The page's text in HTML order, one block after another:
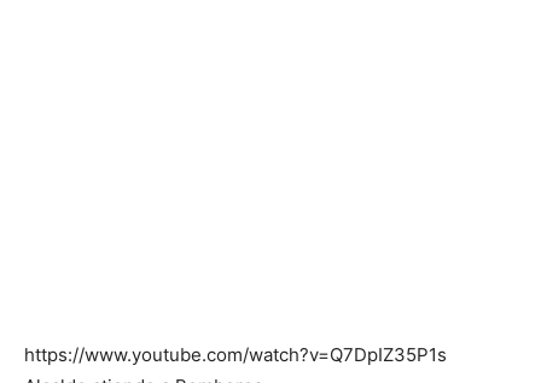
https://www.youtube.com/watch?v=Q7DpIZ35P1s